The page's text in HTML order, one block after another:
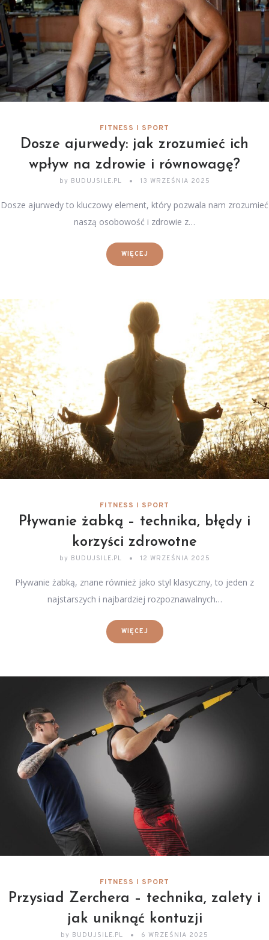
FITNESS I SPORT
Dosze ajurwedy: jak zrozumieć ich
wpływ na zdrowie i równowagę?
by BUDUJSILE.PL 13 WRZEŚNIA 2025
Dosze ajurwedy to kluczowy element, który pozwala nam zrozumieć
naszą osobowość i zdrowie z…
WIĘCEJ
FITNESS I SPORT
Pływanie żabką – technika, błędy i
korzyści zdrowotne
by BUDUJSILE.PL 12 WRZEŚNIA 2025
Pływanie żabką, znane również jako styl klasyczny, to jeden z
najstarszych i najbardziej rozpoznawalnych…
WIĘCEJ
FITNESS I SPORT
Przysiad Zerchera – technika, zalety i
jak uniknąć kontuzji
by BUDUJSILE.PL 6 WRZEŚNIA 2025